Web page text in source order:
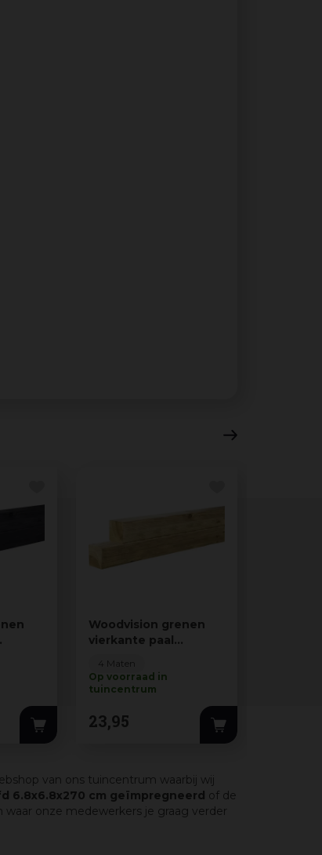
Woodvision grenen
vierkante paal
8.8x8.8x300 cm g…
23,95
Op voorraad in
tuincentrum
4 Maten
van ons tuincentrum waarbij wij
6.8x6.8x270 cm geïmpregneerd of de
onze medewerkers je graag verder